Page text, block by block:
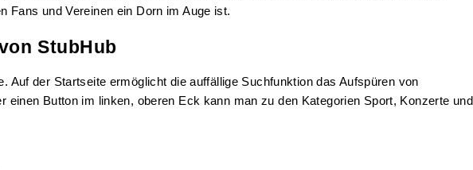
Fans und Vereinen ein Dorn im Auge ist.
StubHub
der Startseite ermöglicht die auffällige Suchfunktion das Aufspüren von
Button im linken, oberen Eck kann man zu den Kategorien Sport, Konzerte und